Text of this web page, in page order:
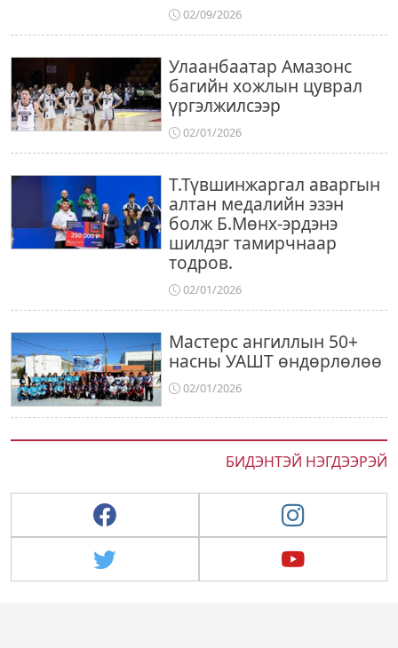
02/09/2026
Улаанбаатар Амазонс
багийн хожлын цуврал
үргэлжилсээр
02/01/2026
Т.Түвшинжаргал аваргын
алтан медалийн эзэн
болж Б.Мөнх-эрдэнэ
шилдэг тамирчнаар
тодров.
02/01/2026
Мастерс ангиллын 50+
насны УАШТ өндөрлөлөө
02/01/2026
БИДЭНТЭЙ НЭГДЭЭРЭЙ